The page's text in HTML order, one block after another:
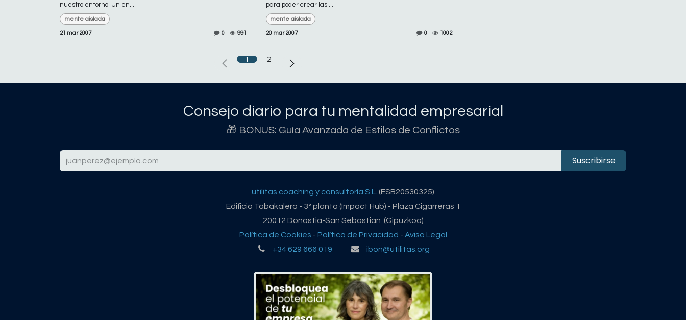
nuestro entorno. Un en...
mente aislada
21 mar 2007 0 991
para poder crear las ...
mente aislada
20 mar 2007 0 1002
1 2
Consejo diario para tu mentalidad empresarial
🎁 BONUS: Guía Avanzada de Estilos de Conflictos
Suscribirse
utilitas coaching y consultoría S.L.
(ESB20530325)
Edificio Tabakalera - 3º planta (Impact Hub) - Plaza Cigarreras 1
20012 Donostia-San Sebastian (Gipuzkoa)
Política de Cookies - Política de Privacidad - Aviso Legal
+34 629 666 019
ibon@utilitas.org